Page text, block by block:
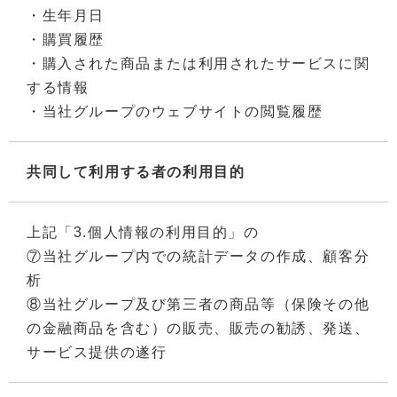
・生年月日
・購買履歴
・購入された商品または利用されたサービスに関
する情報
・当社グループのウェブサイトの閲覧履歴
共同して利用する者の利用目的
上記「3.個人情報の利用目的」の
⑦当社グループ内での統計データの作成、顧客分
析
⑧当社グループ及び第三者の商品等（保険その他
の金融商品を含む）の販売、販売の勧誘、発送、
サービス提供の遂行